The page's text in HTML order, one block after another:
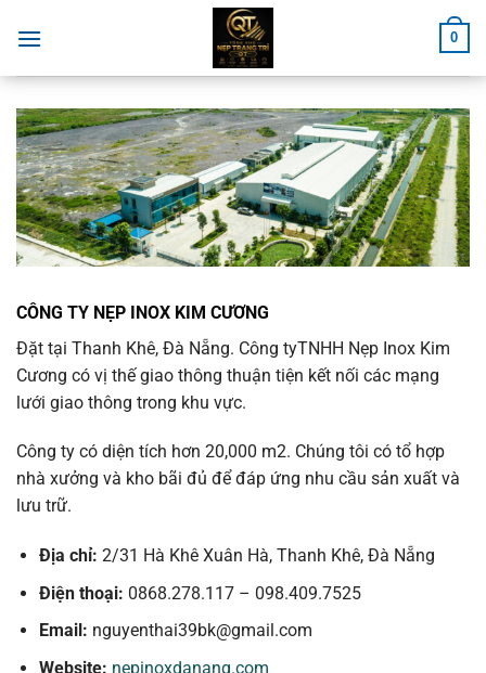
đến
0
CÔNG TY NẸP INOX KIM CƯƠNG
Đặt tại Thanh Khê, Đà Nẵng. Công tyTNHH Nẹp Inox Kim
Cương có vị thế giao thông thuận tiện kết nối các mạng
lưới giao thông trong khu vực.
Công ty có diện tích hơn 20,000 m2. Chúng tôi có tổ hợp
nhà xưởng và kho bãi đủ để đáp ứng nhu cầu sản xuất và
lưu trữ.
Địa chỉ: 2/31 Hà Khê Xuân Hà, Thanh Khê, Đà Nẵng
Điện thoại: 0868.278.117 – 098.409.7525
Email: nguyenthai39bk@gmail.com
Website: nepinoxdanang.com